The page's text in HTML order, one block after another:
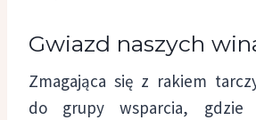
Gwiazd naszych
Zmagająca się z rakiem
do grupy wsparcia, gdzie